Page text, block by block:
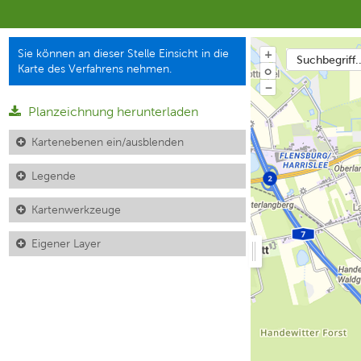
Sie können an dieser Stelle Einsicht in die
Karte des Verfahrens nehmen.
Planzeichnung herunterladen
Kartenebenen ein/ausblenden
Legende
Kartenwerkzeuge
Eigener Layer
+
o
−